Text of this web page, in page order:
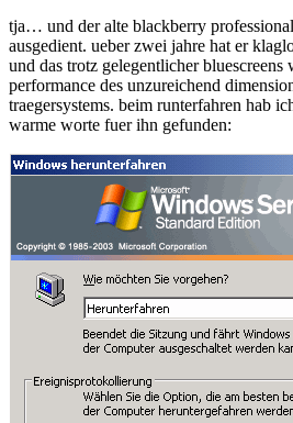
tja… und der alte blackberry
ausgedient. ueber zwei jahre hat er
und das trotz gelegentlicher bluescreens
performance des unzureichend
traegersystems. beim runterfahren hab
warme worte fuer ihn gefunden: